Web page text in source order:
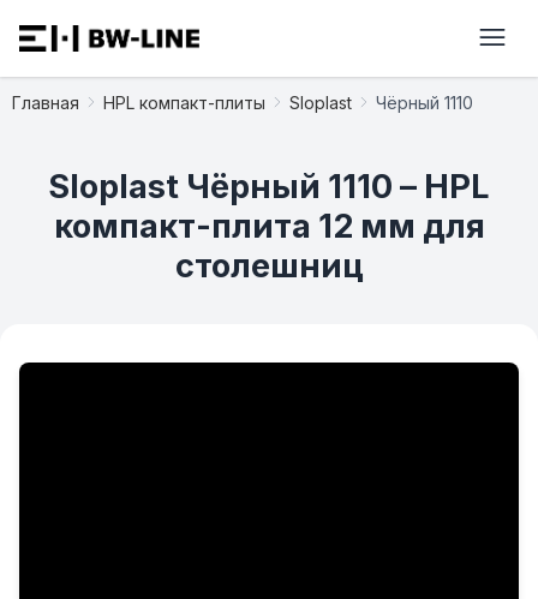
Главная HPL компакт-плиты Sloplast Чёрный 1110
Sloplast Чёрный 1110 – HPL
компакт-плита 12 мм для
столешниц